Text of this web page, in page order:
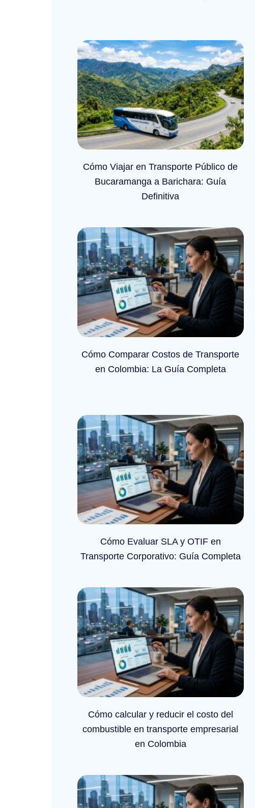
Cómo Viajar en Transporte Público de
Bucaramanga a Barichara: Guía
Definitiva
Cómo Comparar Costos de Transporte
en Colombia: La Guía Completa
Cómo Evaluar SLA y OTIF en
Transporte Corporativo: Guía Completa
Cómo calcular y reducir el costo del
combustible en transporte empresarial
en Colombia